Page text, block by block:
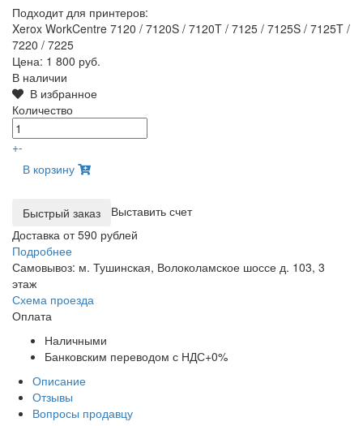
Подходит для принтеров:
Xerox WorkCentre 7120 / 7120S / 7120T / 7125 / 7125S / 7125T /
7220 / 7225
Цена: 1 800 руб.
В наличии
В избранное
Количество
+-
В корзину
Выставить счет
Доставка от 590 рублей
Подробнее
Самовывоз: м. Тушинская, Волоколамское шоссе д. 103, 3
этаж
Схема проезда
Оплата
Наличными
Банковским переводом с НДС+0%
Описание
Отзывы
Вопросы продавцу